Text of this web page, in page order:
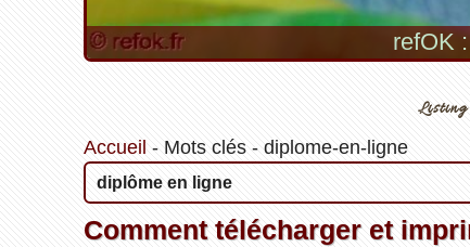
refOK
Listing
Accueil - Mots clés- diplome-en-ligne
diplôme en ligne
Comment télécharger et